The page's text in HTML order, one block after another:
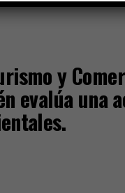
y
evalúa una